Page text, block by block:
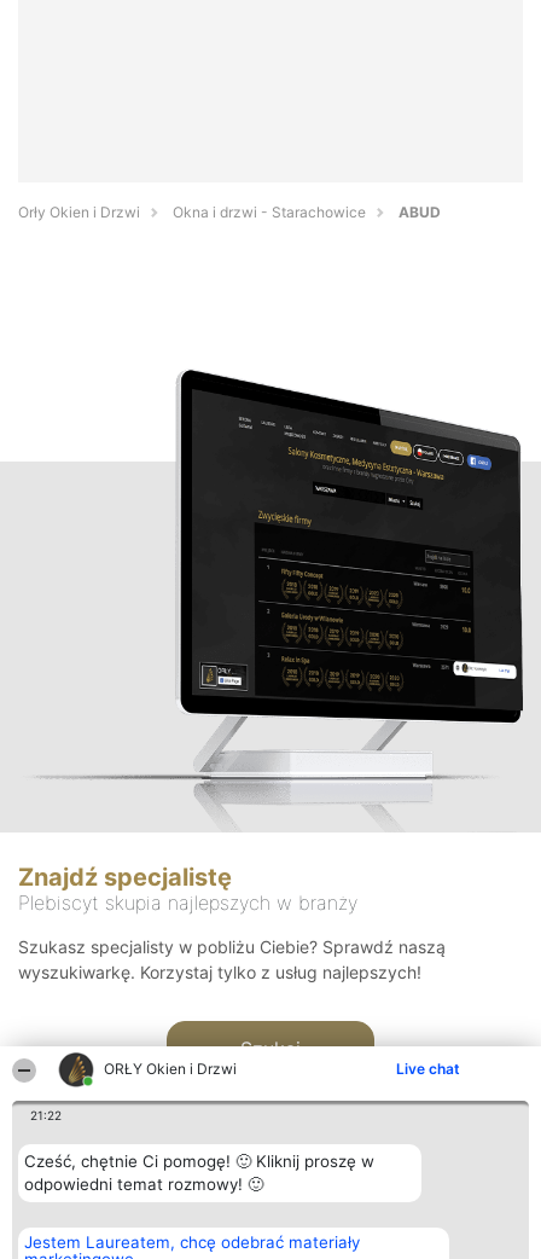
ORŁY Okien i Drzwi Live chat
21:22
Cześć, chętnie Ci pomogę! 🙂 Kliknij proszę w
odpowiedni temat rozmowy! 🙂
Jestem Laureatem, chcę odebrać materiały
Orły Okien i Drzwi Okna i drzwi - Starachowice ABUD
Znajdź specjalistę
Plebiscyt skupia najlepszych w branży
Szukasz specjalisty w pobliżu Ciebie? Sprawdź naszą
wyszukiwarkę. Korzystaj tylko z usług najlepszych!
Szukaj
Organizator plebiscytu
Bright Side Solutions sp. z o.
Plebiscyt
Laureaci
Kontakt
Kontakt